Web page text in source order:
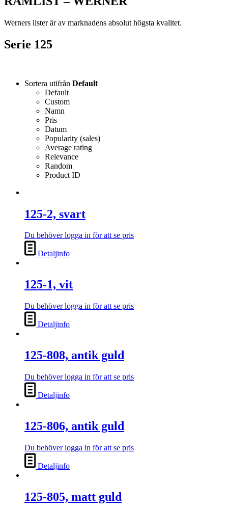
Werners lister är av marknadens absolut högsta kvalitet.
Serie 125
Sortera utifrån Default
Default
Custom
Namn
Pris
Datum
Popularity (sales)
Average rating
Relevance
Random
Product ID
125-2, svart
Du behöver logga in för att se pris
Detaljinfo
125-1, vit
Du behöver logga in för att se pris
Detaljinfo
125-808, antik guld
Du behöver logga in för att se pris
Detaljinfo
125-806, antik guld
Du behöver logga in för att se pris
Detaljinfo
125-805, matt guld